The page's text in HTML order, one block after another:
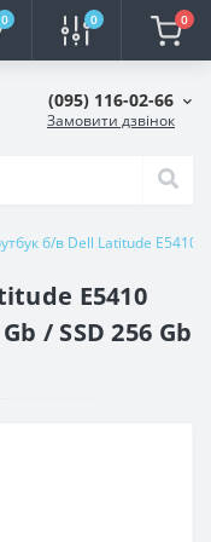
0 0 0
(095) 116-02-66
Замовити дзвінок
б/в Dell Latitude E5410
E5410
/ SSD 256 Gb